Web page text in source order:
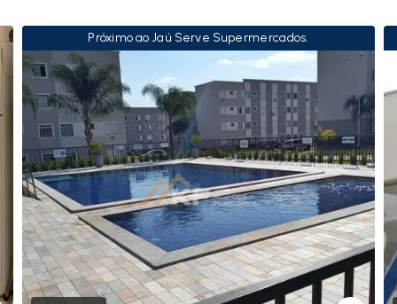
Próximo ao Jaú Serve Supermercados.